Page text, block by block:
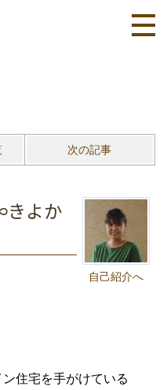
次の記事
自己紹介へ
よか
住宅を手がけている